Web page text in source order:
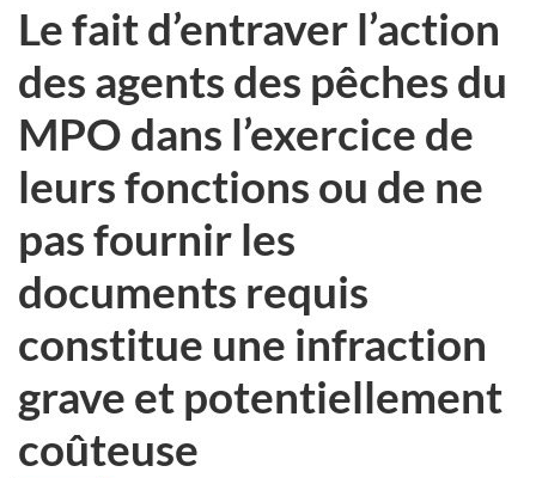
ici :
Le fait d’entraver l’action
des agents des pêches du
MPO dans l’exercice de
leurs fonctions ou de ne
pas fournir les
documents requis
constitue une infraction
grave et potentiellement
coûteuse